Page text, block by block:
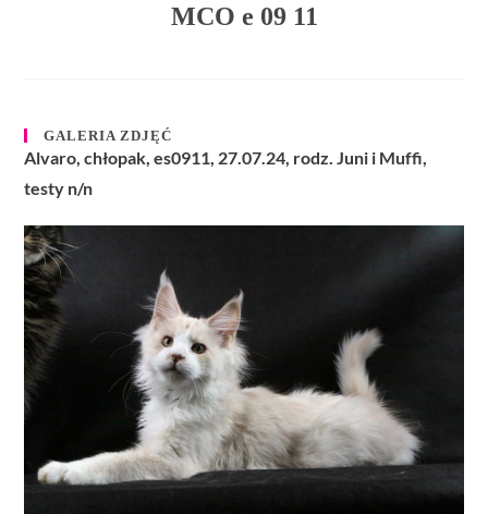
MCO e 09 11
GALERIA ZDJĘĆ
Alvaro, chłopak, es0911, 27.07.24, rodz. Juni i Muffi,
testy n/n